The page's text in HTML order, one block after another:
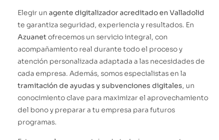
Elegir un agente digitalizador acreditado en Valladolid
te garantiza seguridad, experiencia y resultados. En
Azuanetofrecemos un servicio integral, con
acompañamiento real durante todo el proceso y
atención personalizada adaptada a las necesidades de
cada empresa. Además, somos especialistas en la
tramitación de ayudas y subvenciones digitales, un
conocimiento clave para maximizar el aprovechamiento
del bono y preparar a tu empresa para futuros
programas.